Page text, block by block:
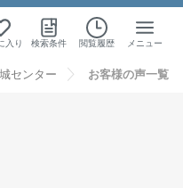
入り 検索条件 閲覧履歴 メニュー
センター お客様の声一覧